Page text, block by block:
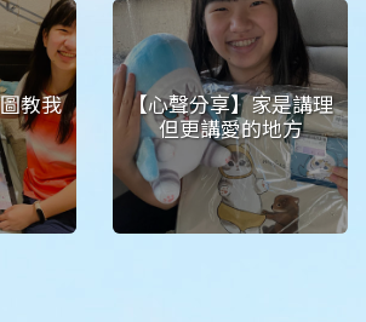
教我
【心聲分享】家是講理
但更講愛的地方